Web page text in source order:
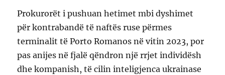
Prokurorët i pushuan hetimet mbi dyshimet
për kontrabandë të naftës ruse përmes
terminalit të Porto Romanos në vitin 2023, por
pas anijes në fjalë qëndron një rrjet individësh
dhe kompanish, të cilin inteligjenca ukrainase